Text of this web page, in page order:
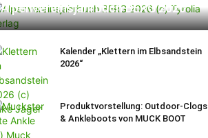
Alpenvereinsjahrbuch BERG 2026
Kalender „Klettern im Elbsandstein
2026“
Produktvorstellung: Outdoor-Clogs
& Ankleboots von MUCK BOOT